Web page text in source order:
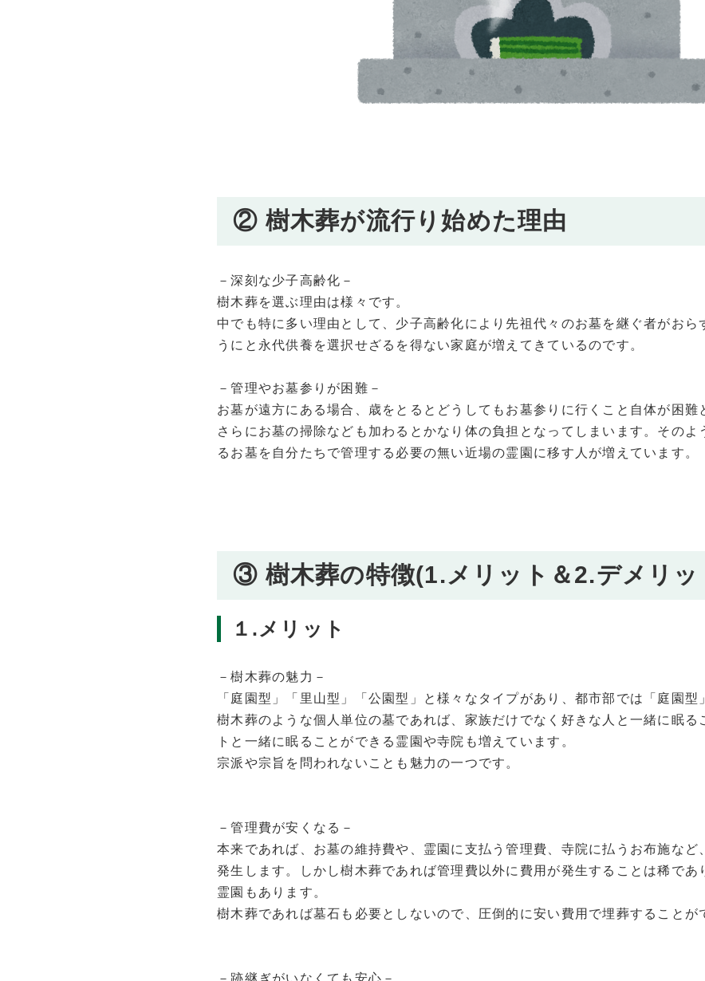
② 樹木葬が流行り始めた理由
－深刻な少子高齢化－
樹木葬を選ぶ理由は様々です。
中でも特に多い理由として、少子高齢化により先祖代々のお墓を継ぐ者がおら
うにと永代供養を選択せざるを得ない家庭が増えてきているのです。
－管理やお墓参りが困難－
お墓が遠方にある場合、歳をとるとどうしてもお墓参りに行くこと自体が困難
さらにお墓の掃除なども加わるとかなり体の負担となってしまいます。そのよ
るお墓を自分たちで管理する必要の無い近場の霊園に移す人が増えています。
③ 樹木葬の特徴(1.メリット＆2.デメリッ
１.メリット
－樹木葬の魅力－
「庭園型」「里山型」「公園型」と様々なタイプがあり、都市部では「庭園型
樹木葬のような個人単位の墓であれば、家族だけでなく好きな人と一緒に眠る
トと一緒に眠ることができる霊園や寺院も増えています。
宗派や宗旨を問われないことも魅力の一つです。
－管理費が安くなる－
本来であれば、お墓の維持費や、霊園に支払う管理費、寺院に払うお布施など
発生します。しかし樹木葬であれば管理費以外に費用が発生することは稀であ
霊園もあります。
樹木葬であれば墓石も必要としないので、圧倒的に安い費用で埋葬することが
－跡継ぎがいなくても安心－